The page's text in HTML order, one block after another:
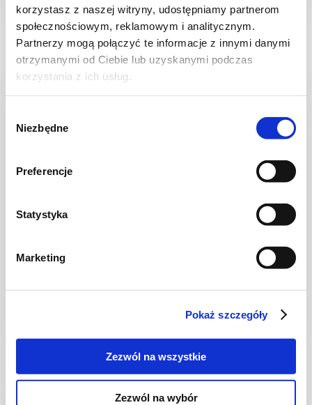
korzystasz z naszej witryny, udostępniamy partnerom
społecznościowym, reklamowym i analitycznym.
Partnerzy mogą połączyć te informacje z innymi danymi
otrzymanymi od Ciebie lub uzyskanymi podczas
korzystania z ich usług.
zgody
Niezbędne
Preferencje
Statystyka
Marketing
Pokaż szczegóły
Zezwól na wszystkie
Zezwól na wybór
20 min. 358 kcal 4
Ryż curry z kurczakiem i warzywami